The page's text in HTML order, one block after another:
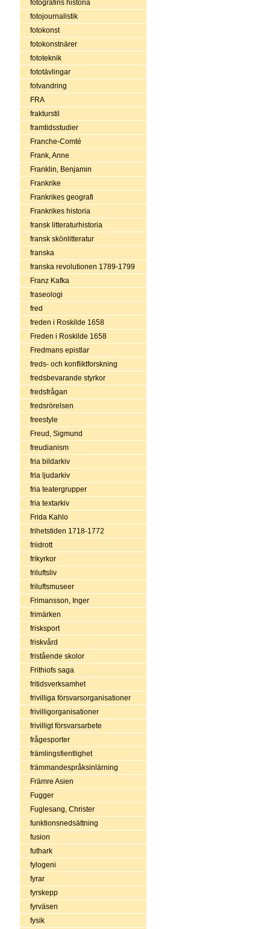
fotografins historia
fotojournalistik
fotokonst
fotokonstnärer
fototeknik
fototävlingar
fotvandring
FRA
frakturstil
framtidsstudier
Franche-Comté
Frank, Anne
Franklin, Benjamin
Frankrike
Frankrikes geografi
Frankrikes historia
fransk litteraturhistoria
fransk skönlitteratur
franska
franska revolutionen 1789-1799
Franz Kafka
fraseologi
fred
freden i Roskilde 1658
Freden i Roskilde 1658
Fredmans epistlar
freds- och konfliktforskning
fredsbevarande styrkor
fredsfrågan
fredsrörelsen
freestyle
Freud, Sigmund
freudianism
fria bildarkiv
fria ljudarkiv
fria teatergrupper
fria textarkiv
Frida Kahlo
frihetstiden 1718-1772
friidrott
frikyrkor
friluftsliv
friluftsmuseer
Frimansson, Inger
frimärken
frisksport
friskvård
fristående skolor
Frithiofs saga
fritidsverksamhet
frivilliga försvarsorganisationer
frivilligorganisationer
frivilligt försvarsarbete
frågesporter
främlingsfientlighet
främmandespråksinlärning
Främre Asien
Fugger
Fuglesang, Christer
funktionsnedsättning
fusion
futhark
fylogeni
fyrar
fyrskepp
fyrväsen
fysik